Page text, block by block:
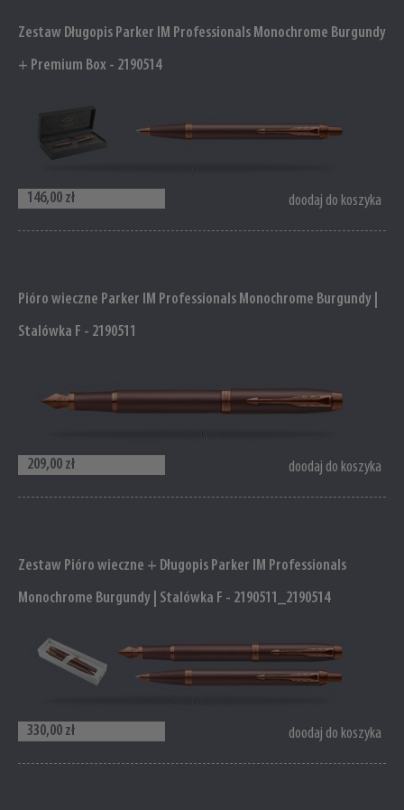
Zestaw Długopis Parker IM Professionals Monochrome Burgundy
+ Premium Box - 2190514
146,00 zł doodaj do koszyka
Pióro wieczne Parker IM Professionals Monochrome Burgundy |
Stalówka F - 2190511
209,00 zł doodaj do koszyka
Zestaw Pióro wieczne + Długopis Parker IM Professionals
Monochrome Burgundy | Stalówka F - 2190511_2190514
330,00 zł doodaj do koszyka